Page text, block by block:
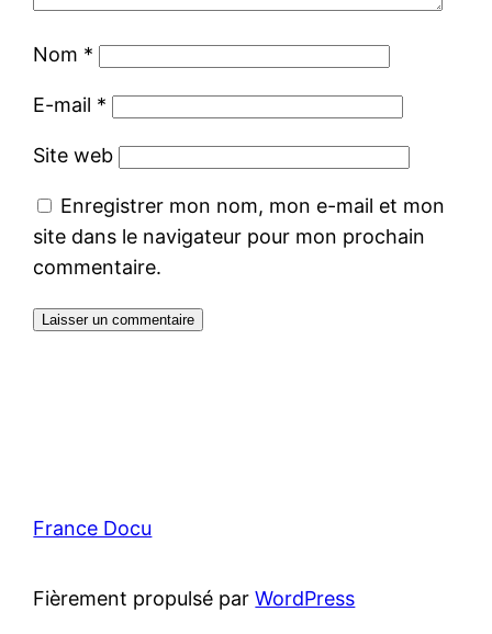
Nom *
E-mail *
Site web
Enregistrer mon nom, mon e-mail et mon
site dans le navigateur pour mon prochain
commentaire.
France Docu
Fièrement propulsé parWordPress